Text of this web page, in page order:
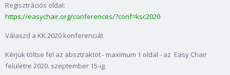
Regisztrációs oldal:
https://easychair.org/conferences/?conf=ksc2020
Válaszd a KK 2020 konferenciát
Kérjük töltse fel az absztraktot - maximum 1 oldal - az Easy Chair
felületre 2020. szeptember 15-ig.